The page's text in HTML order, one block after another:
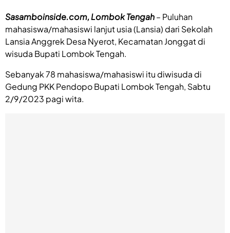
Sasamboinside.com, Lombok Tengah– Puluhan
mahasiswa/mahasiswi lanjut usia (Lansia) dari Sekolah
Lansia Anggrek Desa Nyerot, Kecamatan Jonggat di
wisuda Bupati Lombok Tengah.
Sebanyak 78 mahasiswa/mahasiswi itu diwisuda di
Gedung PKK Pendopo Bupati Lombok Tengah, Sabtu
2/9/2023 pagi wita.